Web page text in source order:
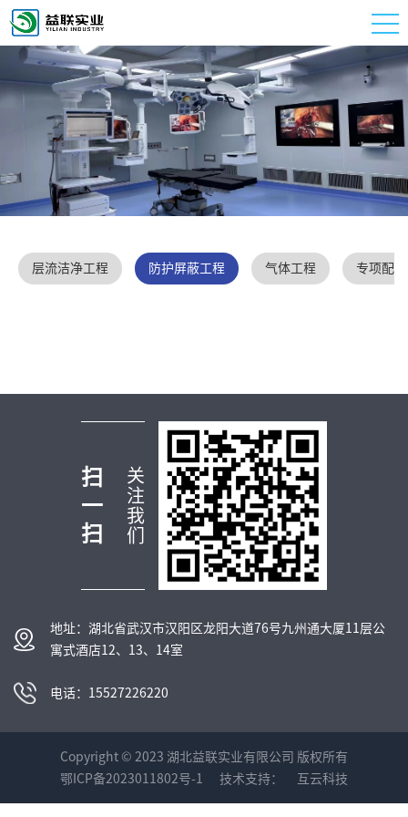
层流洁净工程 防护屏蔽工程 气体工程 专项配
扫
一
扫
关
注
我
们
地址：湖北省武汉市汉阳区龙阳大道76号九州通大厦11层公
寓式酒店12、13、14室
电话：15527226220
Copyright © 2023 湖北益联实业有限公司 版权所有
鄂ICP备2023011802号-1
技术支持： 互云科技